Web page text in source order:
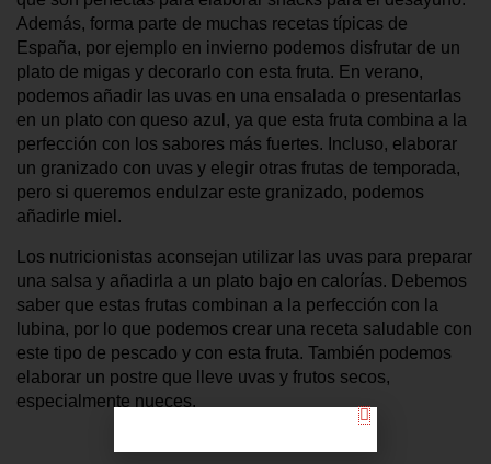
Además, forma parte de muchas recetas típicas de
España, por ejemplo en invierno podemos disfrutar de un
plato de migas y decorarlo con esta fruta. En verano,
podemos añadir las uvas en una ensalada o presentarlas
en un plato con queso azul, ya que esta fruta combina a la
perfección con los sabores más fuertes. Incluso, elaborar
un granizado con uvas y elegir otras frutas de temporada,
pero si queremos endulzar este granizado, podemos
añadirle miel.
Los nutricionistas aconsejan utilizar las uvas para preparar
una salsa y añadirla a un plato bajo en calorías. Debemos
saber que estas frutas combinan a la perfección con la
lubina, por lo que podemos crear una receta saludable con
este tipo de pescado y con esta fruta. También podemos
elaborar un postre que lleve uvas y frutos secos,
especialmente nueces.